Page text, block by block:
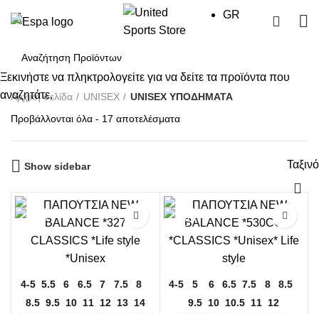
GR
Αρχική σελίδα UΝΙSΕΧ
UNISEX ΥΠΟΔΗΜΑΤΑ
Προβάλλονται όλα - 17 αποτελέσματαSorted
low
Show sidebar
4-5 5.5 6 6.5 7 7.5
8
8.5 9.5 10 11 12 13 14
4-5 5 6 6.5 7.5 8
8.5
9.5 10 10.5 11 12
Ξεκινήστε να πληκτρολογείτε για να δείτε τα προϊόντα που
αναζητάτε.